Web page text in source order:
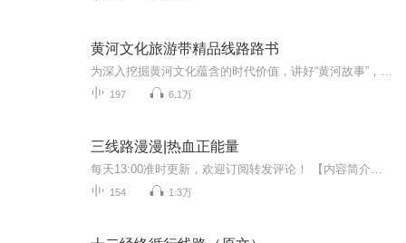
黄河文化旅游带精品线路路书
197 6.1万
三线路漫漫|热血正能量
154 1.3万